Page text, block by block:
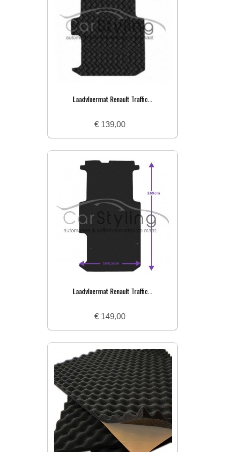
Laadvloermat Renault Traffic...
€ 139,00
Laadvloermat Renault Traffic...
€ 149,00